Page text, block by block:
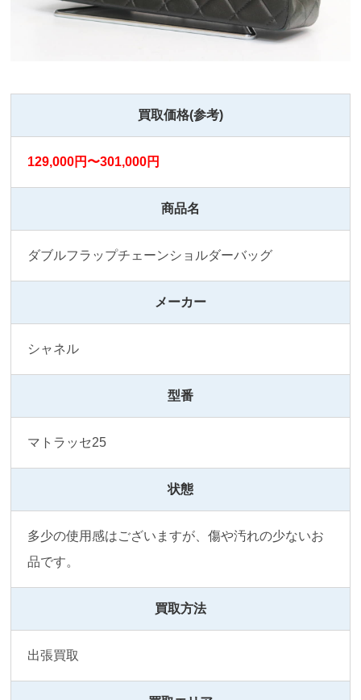
買取価格(参考)
129,000円〜301,000円
商品名
ダブルフラップチェーンショルダーバッグ
メーカー
シャネル
型番
マトラッセ25
状態
多少の使用感はございますが、傷や汚れの少ないお
品です。
買取方法
出張買取